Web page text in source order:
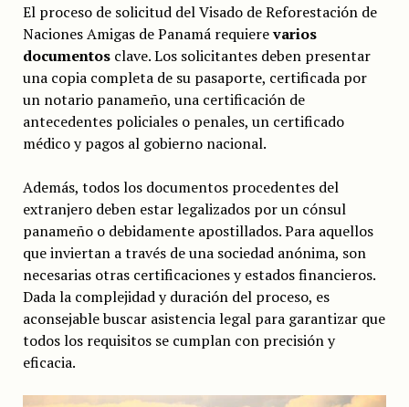
El proceso de solicitud del Visado de Reforestación de
Naciones Amigas de Panamá requierevarios
documentosclave. Los solicitantes deben presentar
una copia completa de su pasaporte, certificada por
un notario panameño, una certificación de
antecedentes policiales o penales, un certificado
médico y pagos al gobierno nacional.
Además, todos los documentos procedentes del
extranjero deben estar legalizados por un cónsul
panameño o debidamente apostillados. Para aquellos
que inviertan a través de una sociedad anónima, son
necesarias otras certificaciones y estados financieros.
Dada la complejidad y duración del proceso, es
aconsejable buscar asistencia legal para garantizar que
todos los requisitos se cumplan con precisión y
eficacia.